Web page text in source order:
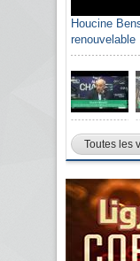
Houcine
renouvelable
Toutes les